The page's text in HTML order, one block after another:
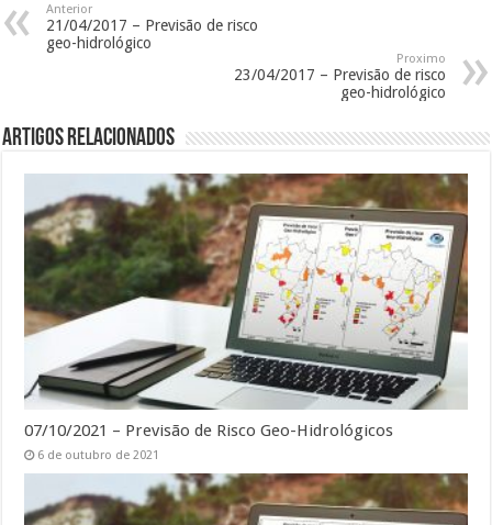
Anterior
21/04/2017 – Previsão de risco
geo-hidrológico
Proximo
23/04/2017 – Previsão de risco
geo-hidrológico
Artigos Relacionados
07/10/2021 – Previsão de Risco Geo-Hidrológicos
6 de outubro de 2021